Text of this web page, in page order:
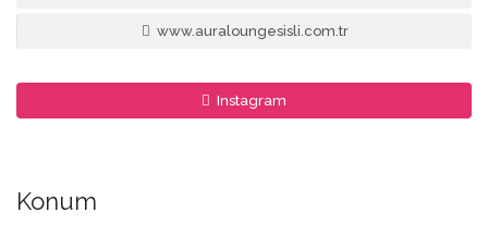
www.auraloungesisli.com.tr
Instagram
Konum